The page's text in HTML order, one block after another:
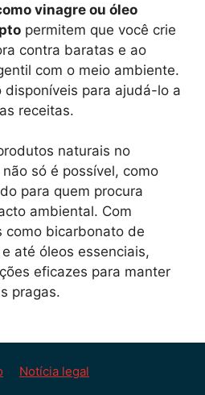
vinagre ou óleo
permitem que você crie
contra baratas e ao
com o meio ambiente.
disponíveis para ajudá-lo a
receitas.
naturais no
só é possível, como
para quem procura
ambiental. Com
como bicarbonato de
até óleos essenciais,
eficazes para manter
pragas.
Notícia legal